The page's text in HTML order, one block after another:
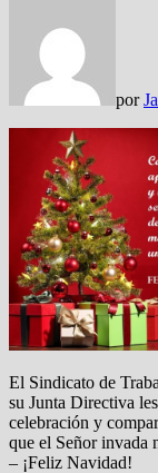
por
El Sindicato de
su Junta Directiva
celebración y
que el Señor invada
– ¡Feliz Navidad!